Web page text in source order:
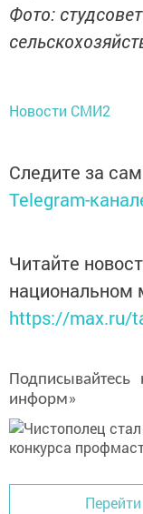
Фото:
Новости СМИ2
Следите за
Telegram-
Читайте
национальном
https://max.ru/
информ»